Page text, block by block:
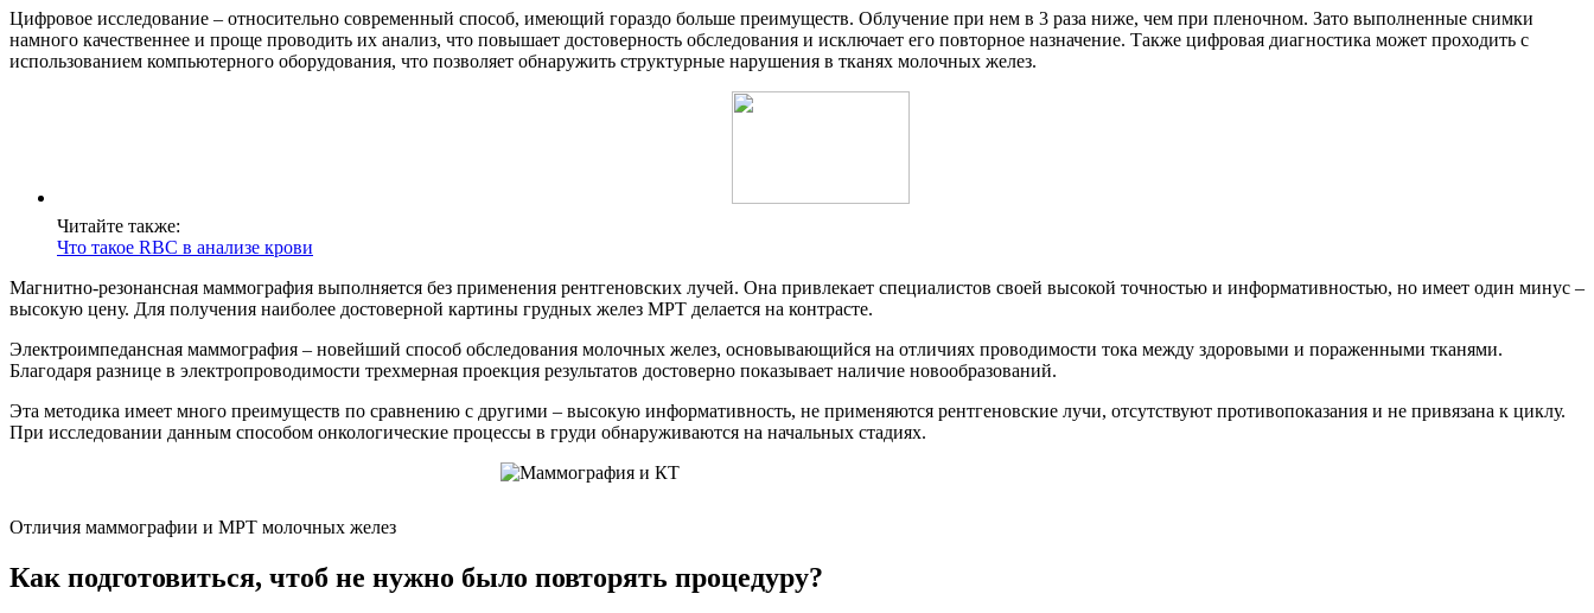
Цифровое исследование – относительно современный способ, имеющий гораздо больше преимуществ. Облучение при нем в 3 раза ниже, чем при пленочном. Зато выполненные снимки
намного качественнее и проще проводить их анализ, что повышает достоверность обследования и исключает его повторное назначение. Также цифровая диагностика может проходить с
использованием компьютерного оборудования, что позволяет обнаружить структурные нарушения в тканях молочных желез.
Читайте также:
Что такое RBC в анализе крови
Магнитно-резонансная маммография выполняется без применения рентгеновских лучей. Она привлекает специалистов своей высокой точностью и информативностью, но имеет один минус –
высокую цену. Для получения наиболее достоверной картины грудных желез МРТ делается на контрасте.
Электроимпедансная маммография – новейший способ обследования молочных желез, основывающийся на отличиях проводимости тока между здоровыми и пораженными тканями.
Благодаря разнице в электропроводимости трехмерная проекция результатов достоверно показывает наличие новообразований.
Эта методика имеет много преимуществ по сравнению с другими – высокую информативность, не применяются рентгеновские лучи, отсутствуют противопоказания и не привязана к циклу.
При исследовании данным способом онкологические процессы в груди обнаруживаются на начальных стадиях.
Отличия маммографии и МРТ молочных желез
Как подготовиться, чтоб не нужно было повторять процедуру?